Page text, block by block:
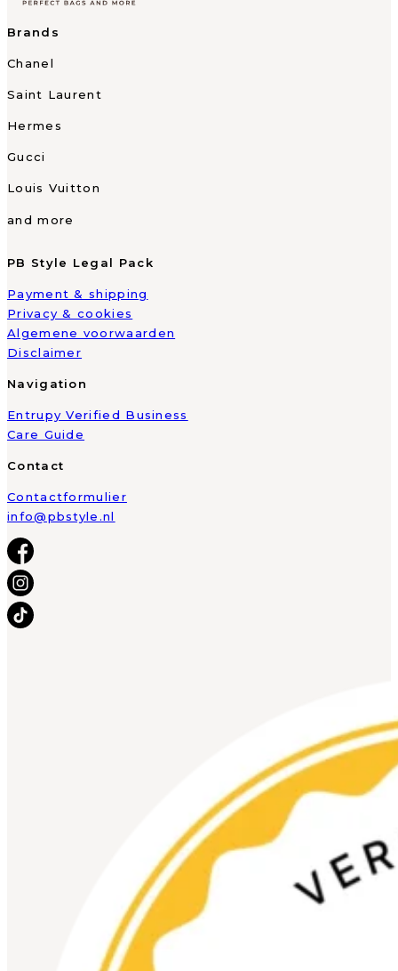
Brands
Chanel
Saint Laurent
Hermes
Gucci
Louis Vuitton
and more
PB Style Legal Pack
Payment & shipping
Privacy & cookies
Algemene voorwaarden
Disclaimer
Navigation
Entrupy Verified Business
Care Guide
Contact
Contactformulier
info@pbstyle.nl